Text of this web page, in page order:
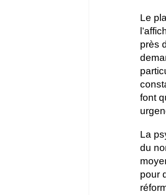
Le
près
font
La
du
pour